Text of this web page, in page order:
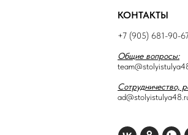
КОНТАКТЫ
+7 (905) 681-90-
Общие вопросы:
Сотрудничество,